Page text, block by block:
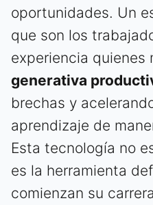
oportunidades. Un
que son los
experiencia quienes
generativa
brechas y
aprendizaje de
Esta tecnología no
es la herramienta
comienzan su